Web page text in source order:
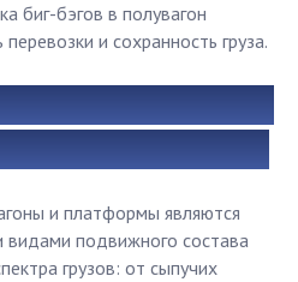
биг-бэгов в полувагон
и сохранность груза.
полувагонов и
решения
и платформы являются
видами подвижного состава
грузов: от сыпучих